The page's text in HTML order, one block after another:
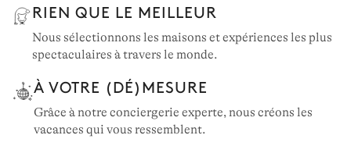
RIEN QUE LE MEILLEUR
Nous sélectionnons les maisons et expériences les plus
spectaculaires à travers le monde.
À VOTRE (DÉ)MESURE
Grâce à notre conciergerie experte, nous créons les
vacances qui vous ressemblent.